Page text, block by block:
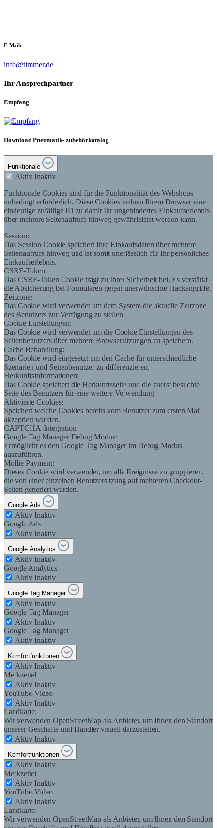
E-Mail:
info@timmer.de
Ihr Ansprechpartner
Empfang
Download Pneumatik- zubehörkatalog
Funktionale
Aktiv Inaktiv
Funktionale Cookies sind für die Funktionalität des Webshops
unbedingt erforderlich. Diese Cookies ordnen Ihrem Browser eine
eindeutige zufällige ID zu damit Ihr ungehindertes Einkaufserlebnis
über mehrere Seitenaufrufe hinweg gewährleistet werden kann.
Session:
Das Session Cookie speichert Ihre Einkaufsdaten über mehrere
Seitenaufrufe hinweg und ist somit unerlässlich für Ihr persönliches
Einkaufserlebnis.
CSRF-Token:
Das CSRF-Token Cookie trägt zu Ihrer Sicherheit bei. Es verstärkt
die Absicherung bei Formularen gegen unerwünschte Hackangriffe.
Zeitzone:
Das Cookie wird verwendet um dem System die aktuelle Zeitzone
des Benutzers zur Verfügung zu stellen.
Cookie Einstellungen:
Das Cookie wird verwendet um die Cookie Einstellungen des
Seitenbenutzers über mehrere Browsersitzungen zu speichern.
Cache Behandlung:
Das Cookie wird eingesetzt um den Cache für unterschiedliche
Szenarien und Seitenbenutzer zu differenzieren.
Herkunftsinformationen:
Das Cookie speichert die Herkunftsseite und die zuerst besuchte
Seite des Benutzers für eine weitere Verwendung.
Aktivierte Cookies:
Speichert welche Cookies bereits vom Benutzer zum ersten Mal
akzeptiert wurden.
CAPTCHA-Integration
Google Tag Manager Debug Modus:
Ermöglicht es den Google Tag Manager im Debug Modus
auszuführen.
Mollie Payment:
Dieses Cookie wird verwendet, um alle Ereignisse zu gruppieren,
die von einer einzelnen Benutzersitzung auf mehreren Checkout-
Seiten generiert wurden.
Google Ads
Aktiv Inaktiv
Google Ads
Aktiv Inaktiv
Google Analytics
Aktiv Inaktiv
Google Analytics
Aktiv Inaktiv
Google Tag Manager
Aktiv Inaktiv
Google Tag Manager
Aktiv Inaktiv
Google Tag Manager
Aktiv Inaktiv
Komfortfunktionen
Aktiv Inaktiv
Merkzettel
Aktiv Inaktiv
YouTube-Video
Aktiv Inaktiv
Landkarte:
Wir verwenden OpenStreetMap als Anbieter, um Ihnen den Standort
unserer Geschäfte und Händler visuell darzustellen.
Aktiv Inaktiv
Komfortfunktionen
Aktiv Inaktiv
Merkzettel
Aktiv Inaktiv
YouTube-Video
Aktiv Inaktiv
Landkarte:
Wir verwenden OpenStreetMap als Anbieter, um Ihnen den Standort